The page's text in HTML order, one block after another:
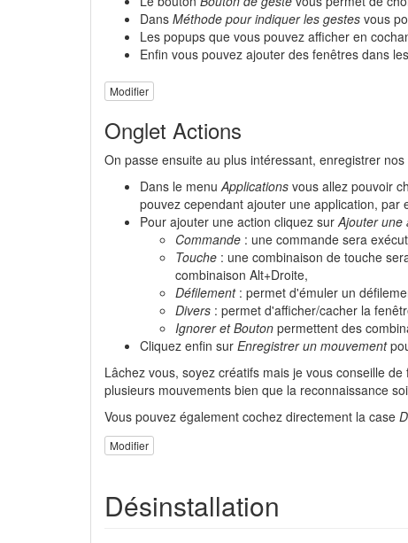
Dans Méthode pour indiquer les gestes vous
Les popups que vous pouvez afficher en
Enfin vous pouvez ajouter des fenêtres dans
Modifier
Onglet Actions
On passe ensuite au plus intéressant, enregistrer
Dans le menuApplications vous allez pouvoir
pouvez cependant ajouter une application,
Pour ajouter une action cliquez surAjouter une
Commande : une commande sera
Touche : une combinaison de touche
combinaison Alt+Droite,
Défilement: permet d'émuler un
Divers : permet d'afficher/cacher la
Ignorer et Bouton permettent des
Cliquez enfin sur Enregistrer un mouvement
Lâchez vous, soyez créatifs mais je vous conseille
plusieurs mouvements bien que la reconnaissance
Vous pouvez également cochez directement la case
Modifier
Désinstallation